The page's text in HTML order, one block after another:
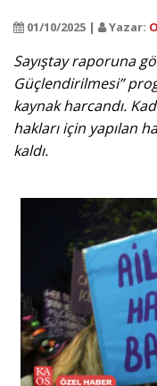
01/10/2025 | Yazar:
Sayıştay raporuna
Güçlendirilmesi”
kaynak harcandı.
hakları için yapılan
kaldı.